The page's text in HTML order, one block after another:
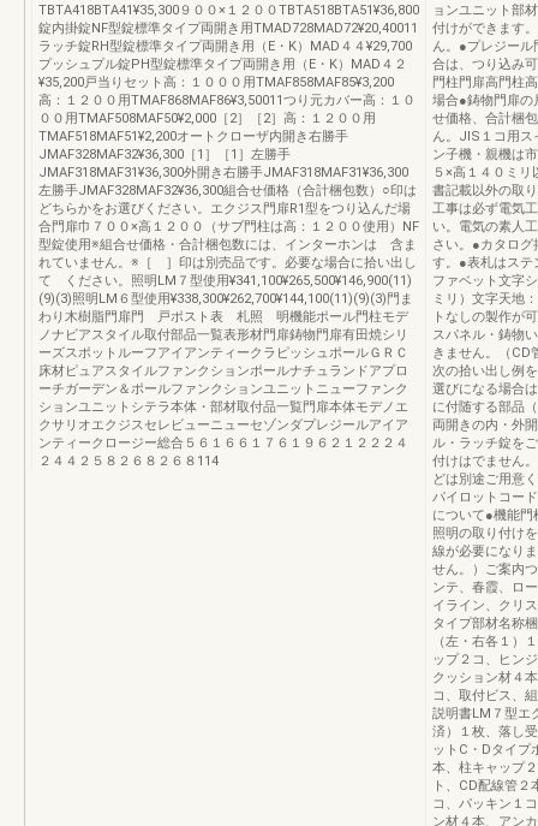
TBTA418BTA41¥35,300９００×１２００TBTA518BTA51¥36,800
錠内掛錠NF型錠標準タイプ両開き用TMAD728MAD72¥20,40011
ラッチ錠RH型錠標準タイプ両開き用（E・K）MAD４４¥29,700
プッシュプル錠PH型錠標準タイプ両開き用（E・K）MAD４２
¥35,200戸当りセット高：１０００用TMAF858MAF85¥3,200
高：１２００用TMAF868MAF86¥3,50011つり元カバー高：１０
００用TMAF508MAF50¥2,000［2］［2］高：１２００用
TMAF518MAF51¥2,200オートクローザ内開き右勝手
JMAF328MAF32¥36,300［1］［1］左勝手
JMAF318MAF31¥36,300外開き右勝手JMAF318MAF31¥36,300
左勝手JMAF328MAF32¥36,300組合せ価格（合計梱包数）○印は
どちらかをお選びください。エクジス門扉R1型をつり込んだ場
合門扉巾７００×高１２００（サブ門柱は高：１２００使用）NF
型錠使用※組合せ価格・合計梱包数には、インターホンは 含ま
れていません。※［ ］印は別売品です。必要な場合に拾い出し
て ください。照明LM７型使用¥341,100¥265,500¥146,900(11)
(9)(3)照明LM６型使用¥338,300¥262,700¥144,100(11)(9)(3)門ま
わり木樹脂門扉門 戸ポスト表 札照 明機能ポール門柱モデ
ノナビアスタイル取付部品一覧表形材門扉鋳物門扉有田焼シリ
ーズスポットルーフアイアンティークラピッシュポールＧＲＣ
床材ピュアスタイルファンクションポールナチュランドアプロ
ーチガーデン＆ポールファンクションユニットニューファンク
ションユニットシテラ本体・部材取付品一覧門扉本体モデノエ
クサリオエクジスセレビューニューセゾンダプレジールアイア
ンティークロージー総合５６１６６１７６１９６２１２２２４
２４４２５８２６８２６８114
ョンユニット部
付けができます
ん。●プレジール
合は、つり込み
門柱門扉高門柱
場合●鋳物門扉の
せ価格、合計梱
ん。JIS１コ用ス
ン子機・親機は
５×高１４０ミ
書記載以外の取
工事は必ず電気
い。電気の素人
さい。●カタログ
す。●表札はステ
ファベット文字
ミリ）文字天地
トなしの製作が
スパネル・鋳物
きません。（
次の拾い出し例
選びになる場合
に付随する部品
両開きの内・外
ル・ラッチ錠を
付けはでません
どは別途ご用意
パイロットコー
について●機能門
照明の取り付け
線が必要になり
せん。）ご案内
ンテ、春霞、ロ
イライン、クリ
タイプ部材名称
（左・右各１）
ップ２コ、ヒン
クッション材４
コ、取付ビス、
説明書LM７型エ
済）１枚、落し
ットC・Dタイプ
本、柱キャップ
ト、CD配線管
コ、パッキン１
ン材４本、アン